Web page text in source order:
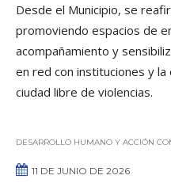
Desde el Municipio, se
promoviendo espacios de
acompañamiento y
en red con instituciones y
ciudad libre de violencias.
DESARROLLO HUMANO Y ACCIÓN
11 DE JUNIO DE 2026